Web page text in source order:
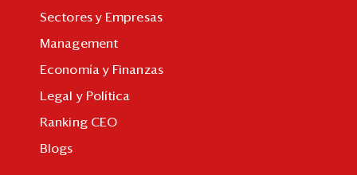
Sectores y Empresas
Management
Economía y Finanzas
Legal y Política
Ranking CEO
Blogs